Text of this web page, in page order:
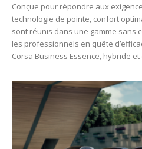
Conçue pour répondre aux
technologie de pointe, confort
sont réunis dans une gamme sans
les professionnels en quête
Corsa Business Essence, hybride